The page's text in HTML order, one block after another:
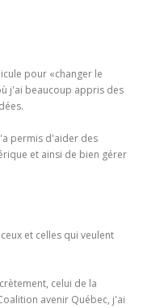
pour «changer le
j'ai beaucoup appris des
permis d'aider des
et ainsi de bien gérer
et celles qui veulent
celui de la
avenir Québec, j'ai